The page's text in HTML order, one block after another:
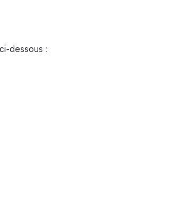
dessous :